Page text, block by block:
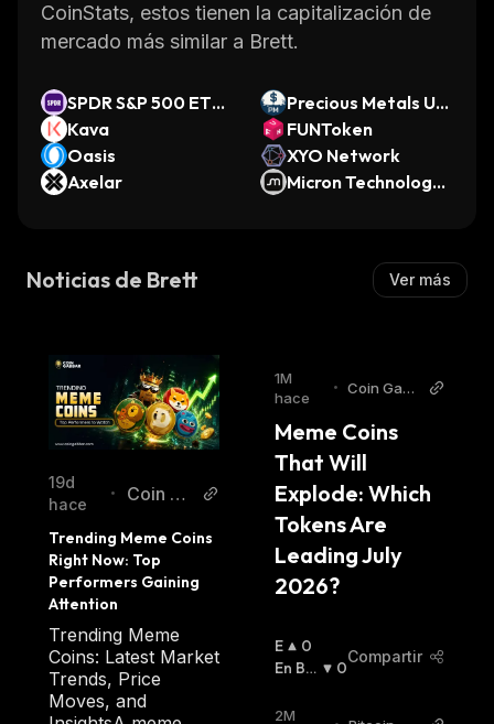
CoinStats, estos tienen la capitalización de
mercado más similar a Brett.
SPDR S&P 500 ETF
(Ondo Tokenized E
TF)
Precious Metals US
D
Kava
FUNToken
Oasis
XYO Network
Axelar
Micron Technology
Noticias de Brett Ver más
19d
hace
•
Coin Ga
Trending Meme Coins
Right Now: Top
Performers Gaining
Attention
Trending Meme
Coins: Latest Market
Trends, Price
Moves, and
1M
hace
• Coin Gabb
Meme Coins
That Will
Explode: Which
Tokens Are
Leading July
2026?
E
N
L
0
En Baj
0
Compartir
2M